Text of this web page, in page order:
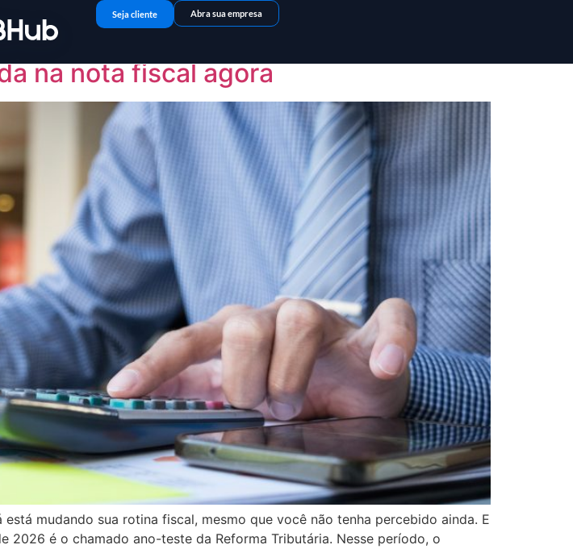
Seja cliente Abra sua empresa
empresas
na nota fiscal agora
mudando sua rotina fiscal, mesmo que você não tenha percebido ainda. E
é o chamado ano-teste da Reforma Tributária. Nesse período, o